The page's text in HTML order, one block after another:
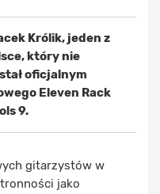
Królik, jeden z
który nie
oficjalnym
Eleven Rack
9.
gitarzystów w
jako